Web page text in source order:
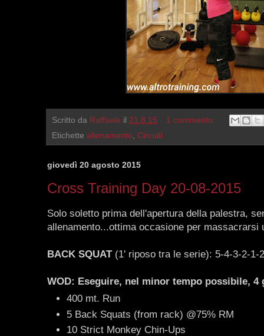
Scritto da Raffaele il 21.8.15
1 commento:
Etichette allenamento, Circuiti
giovedì 20 agosto 2015
Cross Training Day 20-08-2015
Solo soletto prima dell'apertura della palestra,
allenamento...ottima occasione per massacrarsi
BACK SQUAT(1' riposo tra le serie): 5-4-3-2-1-
WOD: Eseguire, nel minor tempo possibile,
400 mt. Run
5 Back Squats (from rack) @75% RM
10 Strict Monkey Chin-Ups